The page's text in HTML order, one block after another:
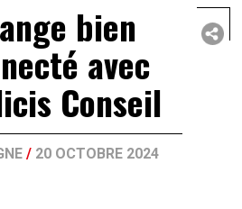
bien
avec
Conseil
/ 20 OCTOBRE 2024